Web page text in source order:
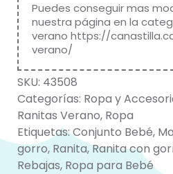
Puedes conseguir mas
nuestra página en la
verano https://
verano/
SKU: 43508
Categorías: Ropa y
Ranitas Verano, Ropa
Etiquetas:Conjunto Bebé,
gorro, Ranita,Ranita con
Rebajas, Ropa para Bebé